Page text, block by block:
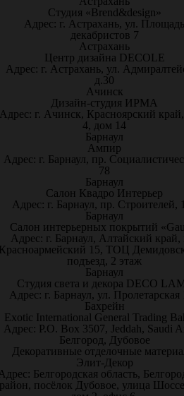
Студия «Brend&design»
Адрес: г. Астрахань, ул. Площадь
декабристов 7
Астрахань
Центр дизайна DECOLE
Адрес: г. Астрахань, ул.
д.30
Ачинск
Дизайн-студия ИРМА
Адрес: г. Ачинск, Красноярский
4, дом 14
Барнаул
Ампир
Адрес: г. Барнаул, пр.
78
Барнаул
Салон Квадро Интерьер
Адрес: г. Барнаул, пр. Строителей,
Барнаул
Салон интерьерных покрытий
Адрес: г. Барнаул, Алтайский край,
15, ТОЦ
подъезд, 2 этаж
Барнаул
Студия света и декора DECO
Адрес: г. Барнаул, ул. Пролетарская
Бахрейн
Exotic International General Trading
Адрес: P.O. Box 3507, Jeddah, Saudi
Белгород, Дубовое
Декоративные отделочные
Элит-Декор
Белгородская область,
посёлок Дубовое, улица